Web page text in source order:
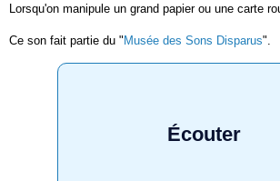
Lorsqu'on manipule un grand papier ou une carte
Ce son fait partie du " Musée des Sons Disparus".
Écouter